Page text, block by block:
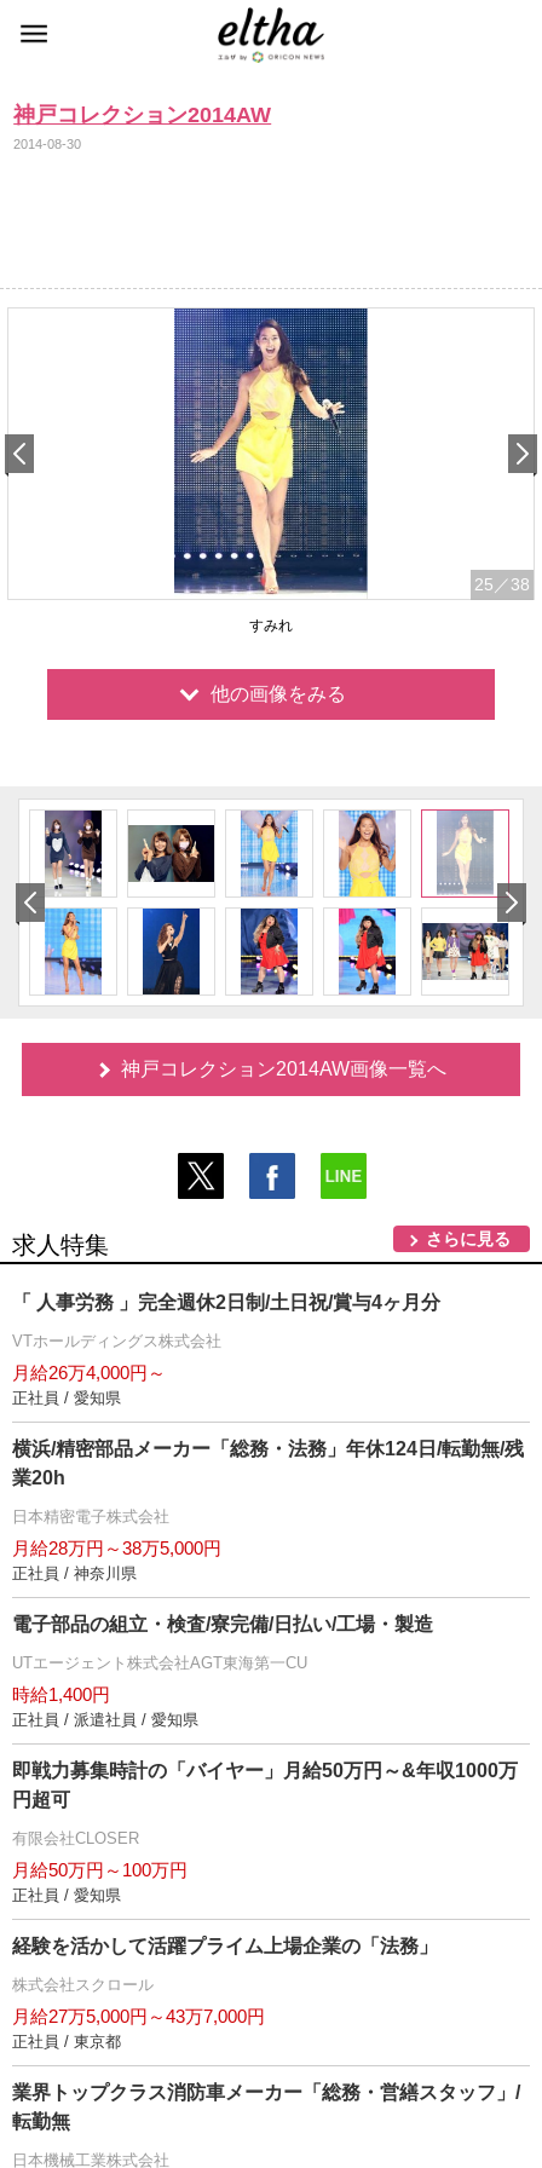
神戸コレクション2014AW
2014-08-30
25 ／38
すみれ
他の画像をみる
神戸コレクション2014AW画像一覧へ
求人特集 さらに見る
「 人事労務 」完全週休2日制/土日祝/賞与4ヶ月分
VTホールディングス株式会社
月給26万4,000円～
正社員 / 愛知県
横浜/精密部品メーカー「総務・法務」年休124日/転勤無/残
業20h
日本精密電子株式会社
月給28万円～38万5,000円
正社員 / 神奈川県
電子部品の組立・検査/寮完備/日払い/工場・製造
UTエージェント株式会社AGT東海第一CU
時給1,400円
正社員 / 派遣社員 / 愛知県
即戦力募集時計の「バイヤー」月給50万円～&年収1000万
円超可
有限会社CLOSER
月給50万円～100万円
正社員 / 愛知県
経験を活かして活躍プライム上場企業の「法務」
株式会社スクロール
月給27万5,000円～43万7,000円
正社員 / 東京都
業界トップクラス消防車メーカー「総務・営繕スタッフ」/
転勤無
日本機械工業株式会社